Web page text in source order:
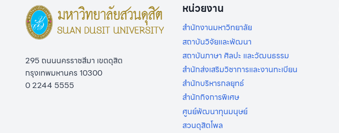
295 ถนนนครราชสีมา เขตดุสิต
กรุงเทพมหานคร 10300
0 2244 5555
หน่วยงาน
สำนักงานมหาวิทยาลัย
สถาบันวิจัยและพัฒนา
สถาบันภาษา ศิลปะ และวัฒนธรรม
สำนักส่งเสริมวิชาการและงานทะเบียน
สำนักบริหารกลยุทธ์
สำนักกิจการพิเศษ
ศูนย์พัฒนาทุนมนุษย์
สวนดุสิตโพล